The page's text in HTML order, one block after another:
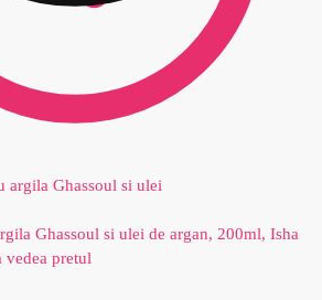
Ghassoul si ulei de argan, 200ml, Isha
vedea pretul